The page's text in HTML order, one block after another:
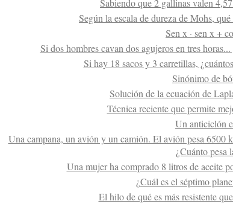
Sabiendo que 2 gallinas valen
Según la escala de dureza de Mohs,
Sen x · sen x +
Si dos hombres cavan dos agujeros en tres
Si hay 18 sacos y 3 carretillas,
Sinónimo de
Solución de la ecuación de
Técnica reciente que permite
Un anticiclón
Una campana, un avión y un camión. El avión pesa 6500
¿Cuánto pesa
Una mujer ha comprado 8 litros de aceite
¿Cuál es el séptimo
El hilo de qué es más resistente